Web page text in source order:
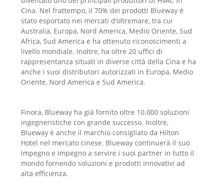
Cina. Nel frattempo, il 70% dei prodotti Blueway è
stato esportato nei mercati d'oltremare, tra cui
Australia, Europa, Nord America, Medio Oriente, Sud
Africa, Sud America e ha ottenuto riconoscimenti a
livello mondiale. Inoltre, ha oltre 20 uffici di
rappresentanza situati in diverse città della Cina e ha
anche i suoi distributori autorizzati in Europa, Medio
Oriente, Nord America e Sud America.
Finora, Blueway ha già fornito oltre 10.000 soluzioni
ingegneristiche con grande successo. Inoltre,
Blueway è anche il marchio consigliato da Hilton
Hotel nel mercato cinese. Blueway continuerà il suo
impegno e impegno a servire i suoi partner in tutto il
mondo fornendo soluzioni e prodotti innovativi ad
alta efficienza.